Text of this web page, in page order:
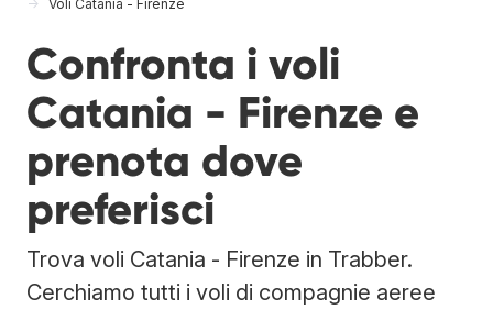
Voli Catania - Firenze
Confronta i voli
Catania - Firenze e
prenota dove
preferisci
Trova voli Catania - Firenze in Trabber.
Cerchiamo tutti i voli di compagnie aeree